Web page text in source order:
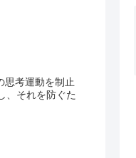
思考運動を制止
、それを防ぐた